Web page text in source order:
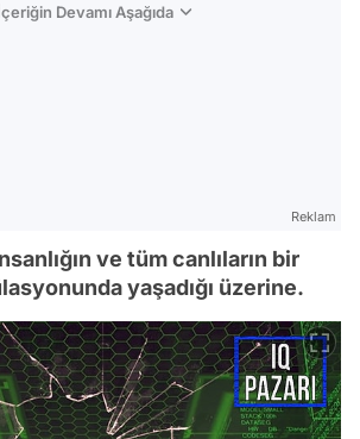
Devamı Aşağıda
Reklam
ve tüm canlıların bir
yaşadığı üzerine.